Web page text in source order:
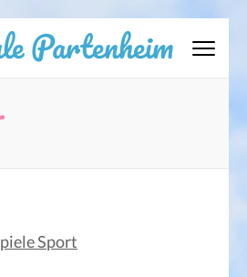
Partenheim
Sport